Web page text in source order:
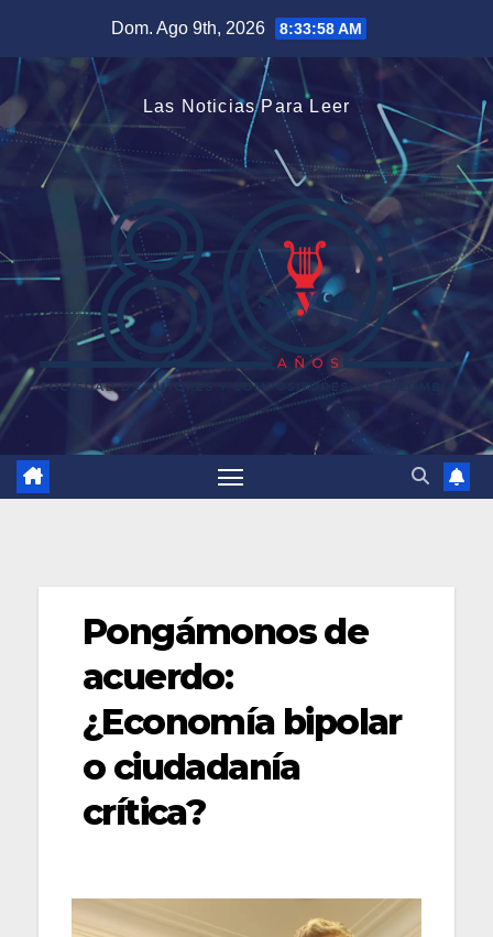
contenido
Dom. Ago 9th, 2026 8:33:58 AM
Las Noticias Para Leer
Pongámonos de
acuerdo:
¿Economía bipolar
o ciudadanía
crítica?